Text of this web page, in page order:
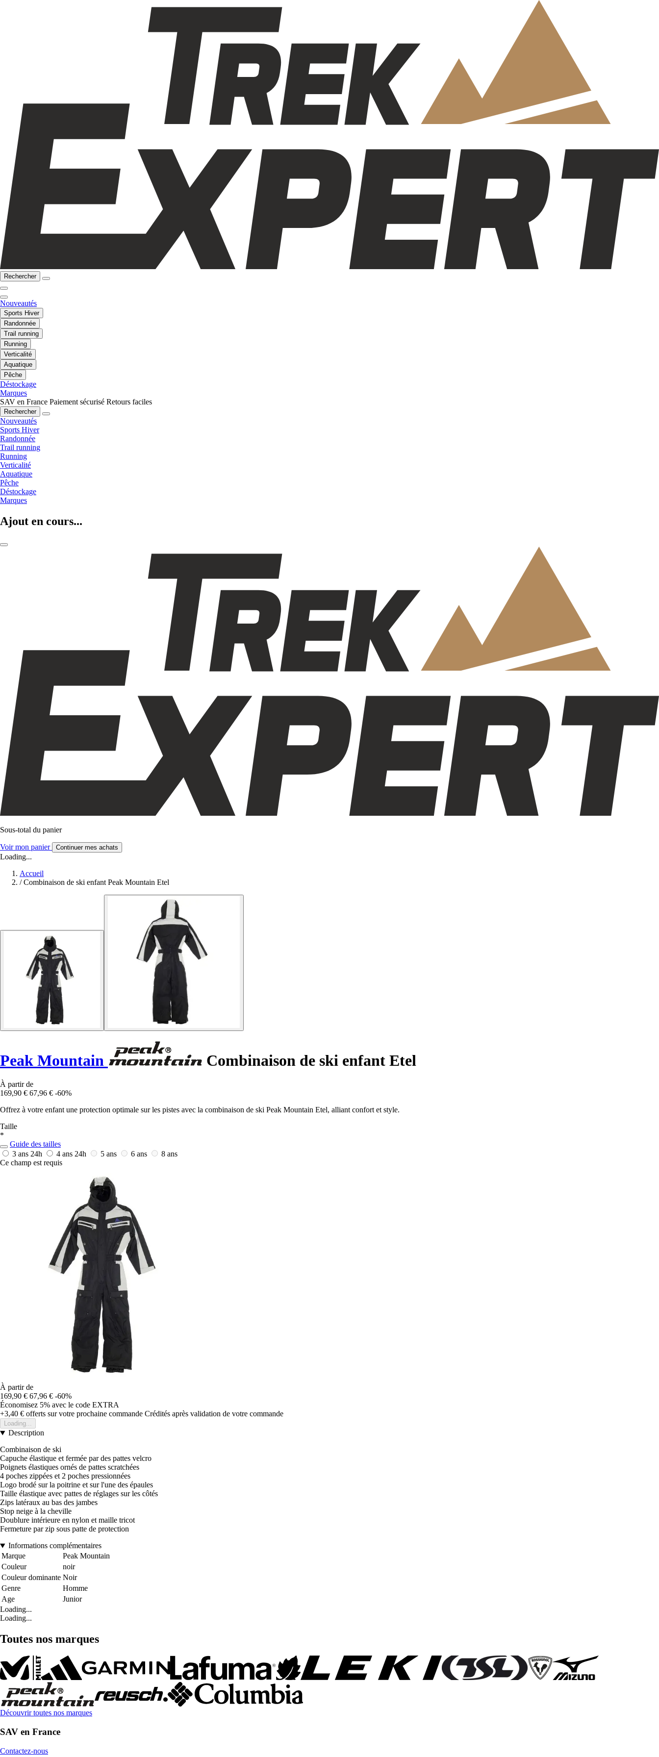
Rechercher
Nouveautés
Sports Hiver
Randonnée
Trail running
Running
Verticalité
Aquatique
Pêche
Déstockage
Marques
SAV en France Paiement sécurisé Retours faciles
Rechercher
Nouveautés
Sports Hiver
Randonnée
Trail running
Running
Verticalité
Aquatique
Pêche
Déstockage
Marques
Ajout en cours...
Sous-total du panier
Voir mon panier Continuer mes achats
Loading...
Accueil
/ Combinaison de ski enfant Peak Mountain Etel
Peak Mountain Combinaison de ski enfant Etel
À partir de
169,90 € 67,96 € -60%
Offrez à votre enfant une protection optimale sur les pistes avec la combinaison de ski Peak Mountain Etel, alliant confort et style.
Taille
*
Guide des tailles
3 ans 24h 4 ans 24h 5 ans 6 ans
8 ans
Ce champ est requis
À partir de
169,90 € 67,96 € -60%
Économisez 5% avec le code EXTRA
+3,40 € offerts sur votre prochaine commande Crédités après validation de votre commande
Loading...
Description
Combinaison de ski
Capuche élastique et fermée par des pattes velcro
Poignets élastiques ornés de pattes scratchées
4 poches zippées et 2 poches pressionnées
Logo brodé sur la poitrine et sur l'une des épaules
Taille élastique avec pattes de réglages sur les côtés
Zips latéraux au bas des jambes
Stop neige à la cheville
Doublure intérieure en nylon et maille tricot
Fermeture par zip sous patte de protection
Informations complémentaires
Marque
Peak Mountain
Couleur
noir
Couleur dominante Noir
Genre
Homme
Age
Junior
Loading...
Loading...
Toutes nos marques
Découvrir toutes nos marques
SAV en France
Contactez-nous